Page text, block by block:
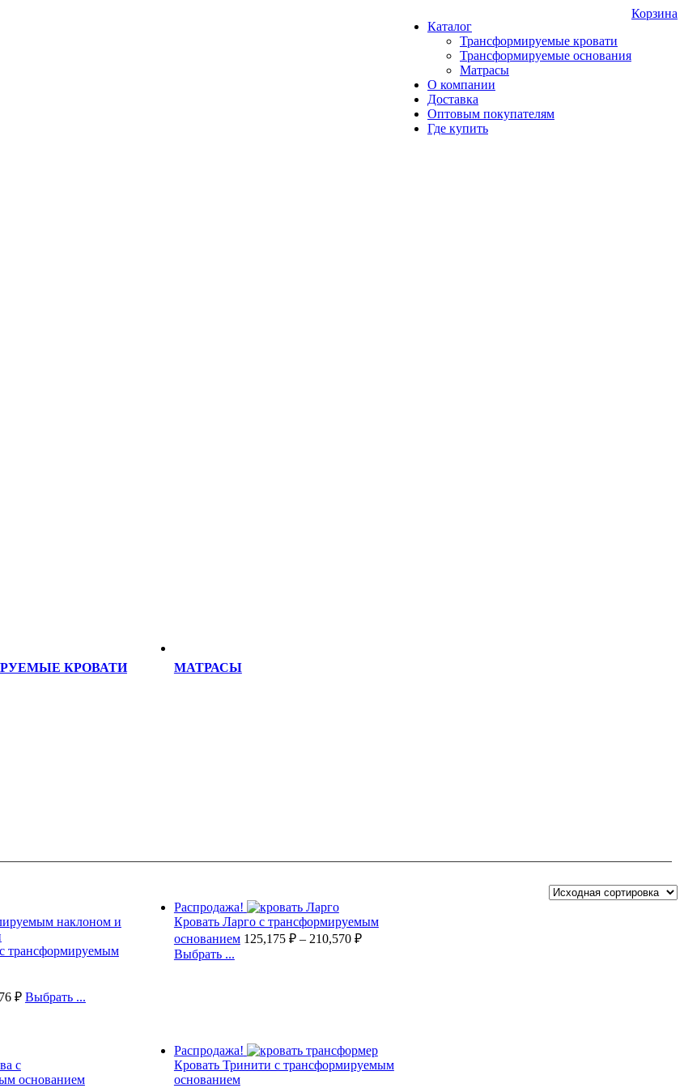
Каталог
Трансформируемые кровати
Трансформируемые основания
Матрасы
О компании
Доставка
Оптовым покупателям
Где купить
Корзина
КРОВАТИ МАТРАСЫ
трансформируемым
₽ Выбрать ...
Распродажа!
Кровать Ларго с трансформируемым
основанием 125,175 ₽– 210,570 ₽
Выбрать ...
с
основанием
Распродажа!
Кровать Тринити с трансформируемым
основанием